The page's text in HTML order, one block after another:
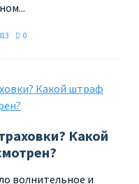
0
Какой
волнительное и